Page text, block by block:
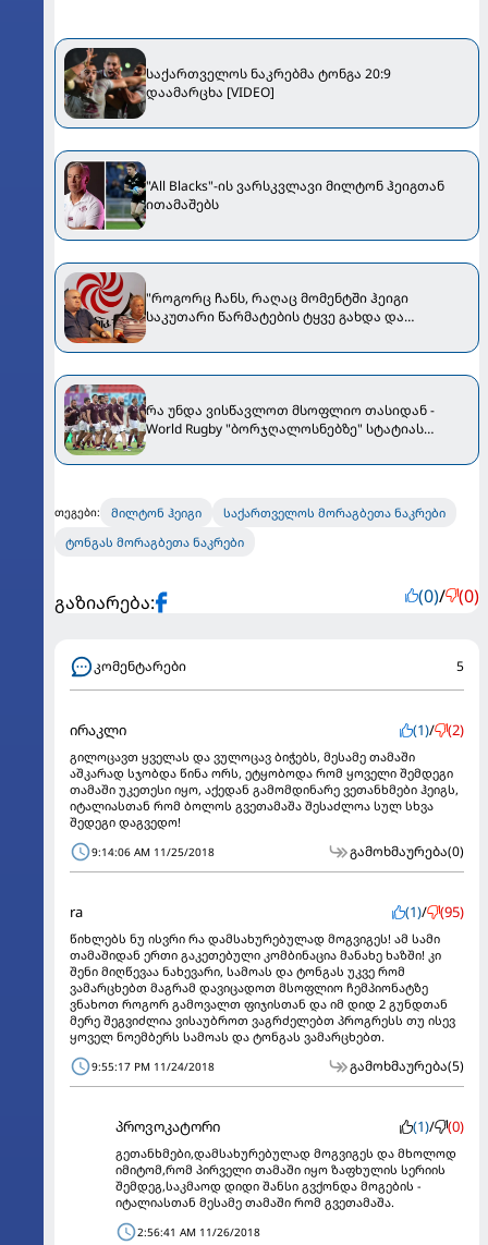
საქართველოს ნაკრებმა ტონგა 20:9
დაამარცხა [VIDEO]
"All Blacks"-ის ვარსკვლავი მილტონ ჰეიგთან
ითამაშებს
"როგორც ჩანს, რაღაც მომენტში ჰეიგი
საკუთარი წარმატების ტყვე გახდა და
თამაში დაგეგმა"
რა უნდა ვისწავლოთ მსოფლიო თასიდან -
World Rugby "ბორჯღალოსნებზე" სტატიას
თეგები: მილტონ ჰეიგი
საქართველოს მორაგბეთა ნაკრები
ტონგას მორაგბეთა ნაკრები
გაზიარება: (0)/ (0)
კომენტარები 5
ირაკლი (1)/ (2)
გილოცავთ ყველას და ვულოცავ ბიჭებს, მესამე თამაში
აშკარად სჯობდა წინა ორს, ეტყობოდა რომ ყოველი შემდეგი
თამაში უკეთესი იყო, აქედან გამომდინარე ვეთანხმები ჰეიგს,
იტალიასთან რომ ბოლოს გვეთამაშა შესაძლოა სულ სხვა
შედეგი დაგვედო!
9:14:06 AM 11/25/2018 გამოხმაურება(0)
ra (1)/ (95)
წიხლებს ნუ ისვრი რა დამსახურებულად მოგვიგეს! ამ სამი
თამაშიდან ერთი გაკეთებული კომბინაცია მანახე ხაზში! კი
შენი მიღწევაა ნახევარი, სამოას და ტონგას უკვე რომ
ვამარცხებთ მაგრამ დავიცადოთ მსოფლიო ჩემპიონატზე
ვნახოთ როგორ გამოვალთ ფიჯისთან და იმ დიდ 2 გუნდთან
მერე შეგვიძლია ვისაუბროთ ვაგრძელებთ პროგრესს თუ ისევ
ყოველ ნოემბერს სამოას და ტონგას ვამარცხებთ.
9:55:17 PM 11/24/2018 გამოხმაურება(5)
პროვოკატორი (1)/ (0)
გეთანხმები,დამსახურებულად მოგვიგეს და მხოლოდ
იმიტომ,რომ პირველი თამაში იყო ზაფხულის სერიის
შემდეგ,საკმაოდ დიდი შანსი გვქონდა მოგების -
იტალიასთან მესამე თამაში რომ გვეთამაშა.
2:56:41 AM 11/26/2018